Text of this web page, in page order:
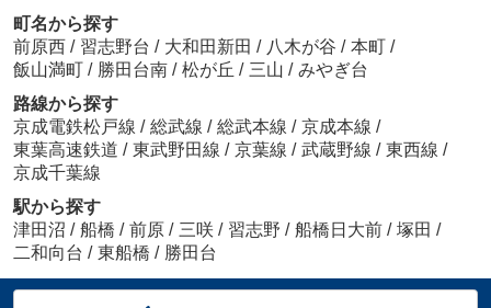
町名から探す
前原西 / 習志野台 / 大和田新田 / 八木が谷 / 本町 /
飯山満町 / 勝田台南 / 松が丘 / 三山 / みやぎ台
路線から探す
京成電鉄松戸線 / 総武線 / 総武本線 / 京成本線 /
東葉高速鉄道 / 東武野田線 / 京葉線 / 武蔵野線 / 東西線 /
京成千葉線
駅から探す
津田沼 / 船橋 / 前原 / 三咲 / 習志野 / 船橋日大前 / 塚田 /
二和向台 / 東船橋 / 勝田台